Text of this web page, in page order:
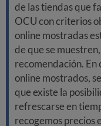
de las tiendas que
OCU con criterios
online mostradas
de que se
recomendación. En
online mostrados,
que existe la
refrescarse en
recogemos precios